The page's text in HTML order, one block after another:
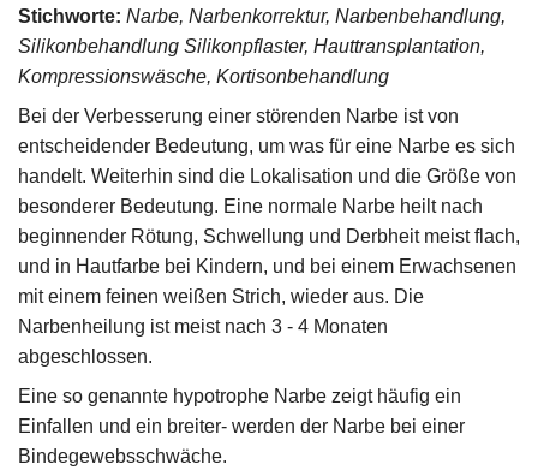
Stichworte: Narbe, Narbenkorrektur, Narbenbehandlung,
Silikonbehandlung Silikonpflaster, Hauttransplantation,
Kompressionswäsche, Kortisonbehandlung
Bei der Verbesserung einer störenden Narbe ist von
entscheidender Bedeutung, um was für eine Narbe es sich
handelt. Weiterhin sind die Lokalisation und die Größe von
besonderer Bedeutung. Eine normale Narbe heilt nach
beginnender Rötung, Schwellung und Derbheit meist flach,
und in Hautfarbe bei Kindern, und bei einem Erwachsenen
mit einem feinen weißen Strich, wieder aus. Die
Narbenheilung ist meist nach 3 - 4 Monaten
abgeschlossen.
Eine so genannte hypotrophe Narbe zeigt häufig ein
Einfallen und ein breiter- werden der Narbe bei einer
Bindegewebsschwäche.